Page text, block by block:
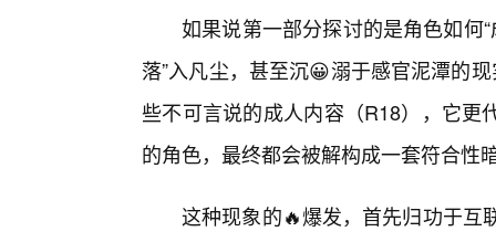
如果说第一部分探讨的是角色如何
落”入凡尘，甚至沉😀溺于感官泥潭的
些不可言说的成人内容（R18），它更
的角色，最终都会被解构成一套符合性
这种现象的🔥爆发，首先归功于